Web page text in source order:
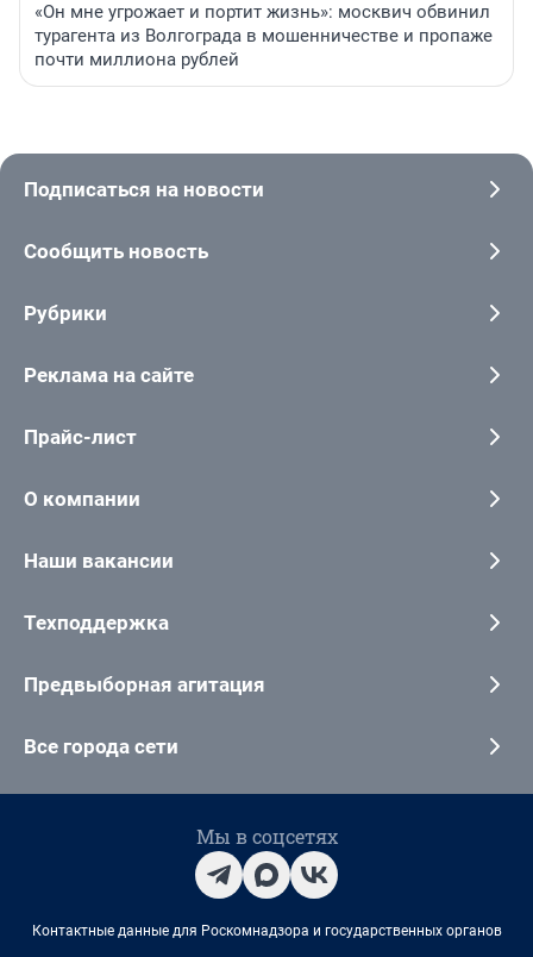
«Он мне угрожает и портит жизнь»: москвич обвинил
турагента из Волгограда в мошенничестве и пропаже
почти миллиона рублей
Подписаться на новости
Сообщить новость
Рубрики
Реклама на сайте
Прайс-лист
О компании
Наши вакансии
Техподдержка
Предвыборная агитация
Все города сети
Мы в соцсетях
Контактные данные для Роскомнадзора и государственных органов